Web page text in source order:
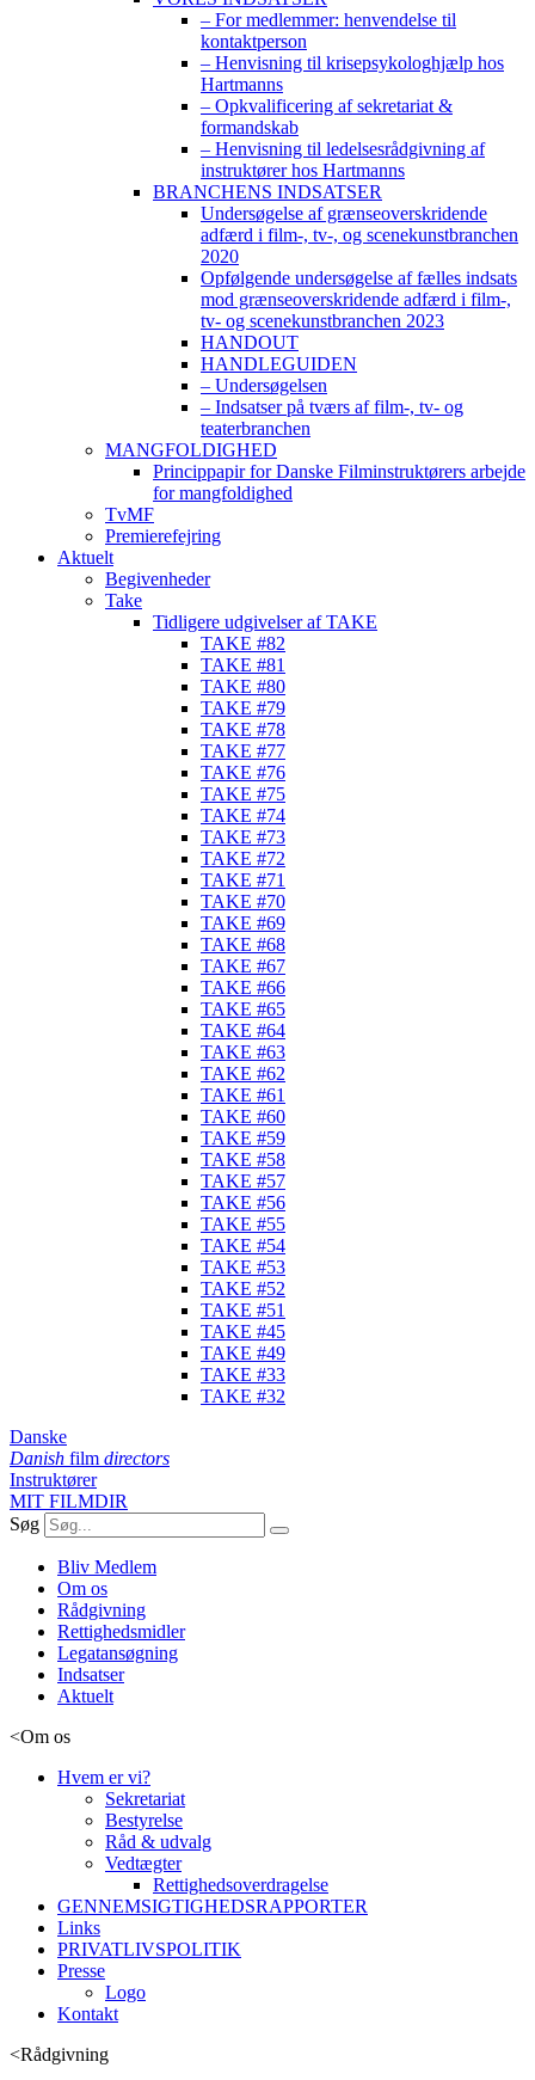
– For medlemmer: henvendelse til
kontaktperson
– Henvisning til krisepsykologhjælp hos
Hartmanns
– Opkvalificering af sekretariat &
formandskab
– Henvisning til ledelsesrådgivning af
instruktører hos Hartmanns
BRANCHENS INDSATSER
Undersøgelse af grænseoverskridende
adfærd i film-, tv-, og scenekunstbranchen
2020
Opfølgende undersøgelse af fælles indsats
mod grænseoverskridende adfærd i film-,
tv- og scenekunstbranchen 2023
HANDOUT
HANDLEGUIDEN
– Undersøgelsen
– Indsatser på tværs af film-, tv- og
teaterbranchen
MANGFOLDIGHED
Princippapir for Danske Filminstruktørers arbejde
for mangfoldighed
TvMF
Premierefejring
Aktuelt
Begivenheder
Take
Tidligere udgivelser af TAKE
TAKE #82
TAKE #81
TAKE #80
TAKE #79
TAKE #78
TAKE #77
TAKE #76
TAKE #75
TAKE #74
TAKE #73
TAKE #72
TAKE #71
TAKE #70
TAKE #69
TAKE #68
TAKE #67
TAKE #66
TAKE #65
TAKE #64
TAKE #63
TAKE #62
TAKE #61
TAKE #60
TAKE #59
TAKE #58
TAKE #57
TAKE #56
TAKE #55
TAKE #54
TAKE #53
TAKE #52
TAKE #51
TAKE #45
TAKE #49
TAKE #33
TAKE #32
Danske
Danish film directors
Instruktører
MIT FILMDIR
Søg
Bliv Medlem
Om os
Rådgivning
Rettighedsmidler
Legatansøgning
Indsatser
Aktuelt
<Om os
Hvem er vi?
Sekretariat
Bestyrelse
Råd & udvalg
Vedtægter
Rettighedsoverdragelse
GENNEMSIGTIGHEDSRAPPORTER
Links
PRIVATLIVSPOLITIK
Presse
Logo
Kontakt
<Rådgivning